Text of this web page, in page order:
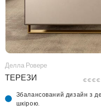
Делла Ровере
ТЕРЕЗИ €€€€
Збалансований дизайн з
шкірою.